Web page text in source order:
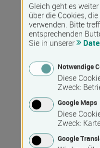
Gleich geht es
über die Cookies,
verwenden. Bitte
entsprechenden
Sie in unserer
Notwendige
Diese
Zweck:
Google Maps
Diese
Zweck:
Google